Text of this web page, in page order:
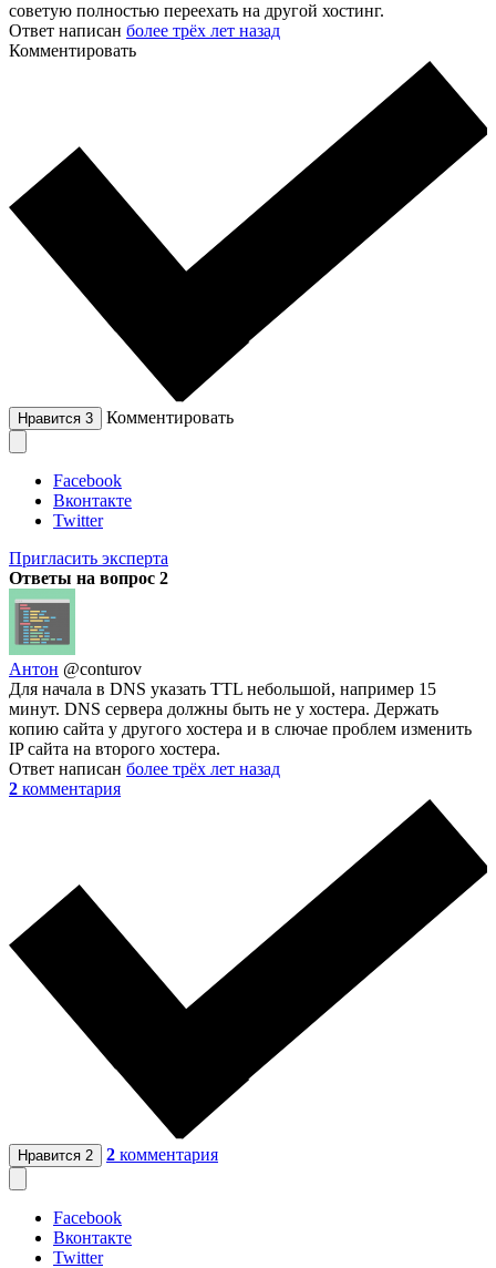
советую полностью переехать на другой хостинг.
Ответ написан более трёх лет назад
Комментировать
Нравится 3 Комментировать
Facebook
Вконтакте
Twitter
Пригласить эксперта
Ответы на вопрос 2
Антон @conturov
Для начала в DNS указать TTL небольшой, например 15
минут. DNS сервера должны быть не у хостера. Держать
копию сайта у другого хостера и в слючае проблем изменить
IP сайта на второго хостера.
Ответ написан более трёх лет назад
2 комментария
Нравится 2 2 комментария
Facebook
Вконтакте
Twitter